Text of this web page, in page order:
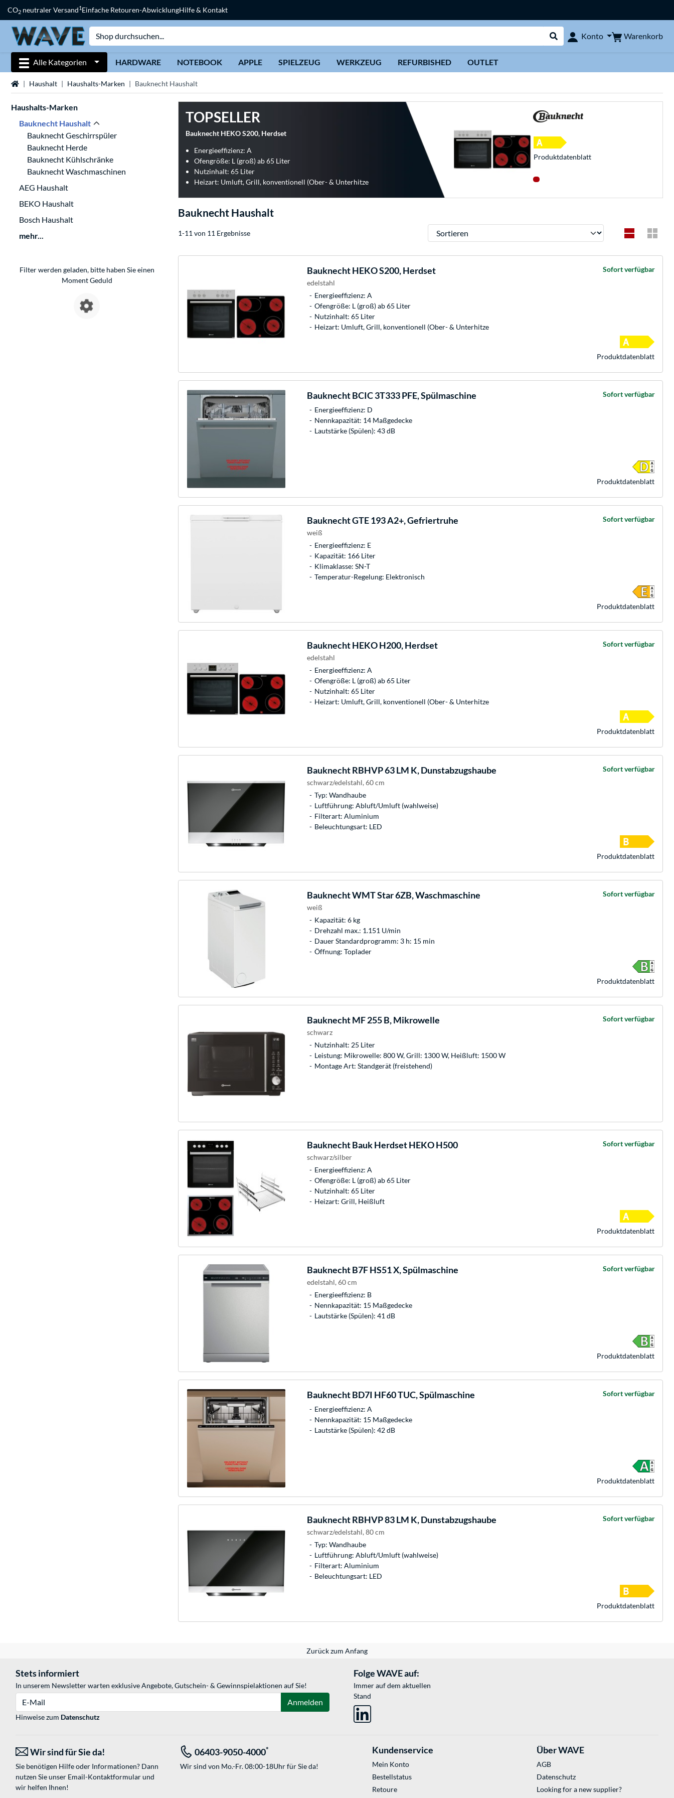
CO2 neutraler Versand1Einfache Retouren-AbwicklungHilfe & Kontakt
Suche durchführen
Konto Warenkorb
Alle Kategorien HARDWARE NOTEBOOK APPLE SPIELZEUG WERKZEUG REFURBISHED OUTLET
StartseiteHaushalt Haushalts-Marken Bauknecht Haushalt
Haushalts-Marken
Bauknecht Haushalt
Bauknecht Geschirrspüler
Bauknecht Herde
Bauknecht Kühlschränke
Bauknecht Waschmaschinen
AEG Haushalt
BEKO Haushalt
Bosch Haushalt
mehr...
Filter werden geladen, bitte haben Sie einen
Moment Geduld
TOPSELLER
Bauknecht HEKO S200, Herdset
Energieeffizienz: A
Ofengröße: L (groß) ab 65 Liter
Nutzinhalt: 65 Liter
Heizart: Umluft, Grill, konventionell (Ober- & Unterhitze
Produkt­datenblatt
Bauknecht Haushalt
1-11 von 11 Ergebnisse Sortieren
BauknechtHEKO S200, Herdset
edelstahl
Energieeffizienz: A
Ofengröße: L (groß) ab 65 Liter
Nutzinhalt: 65 Liter
Heizart: Umluft, Grill, konventionell (Ober- & Unterhitze
Sofort verfügbar
Produkt­datenblatt
BauknechtBCIC 3T333 PFE, Spülmaschine
Energieeffizienz: D
Nennkapazität: 14 Maßgedecke
Lautstärke (Spülen): 43 dB
Sofort verfügbar
Produkt­datenblatt
BauknechtGTE 193 A2+, Gefriertruhe
weiß
Energieeffizienz: E
Kapazität: 166 Liter
Klimaklasse: SN-T
Temperatur-Regelung: Elektronisch
Sofort verfügbar
Produkt­datenblatt
BauknechtHEKO H200, Herdset
edelstahl
Energieeffizienz: A
Ofengröße: L (groß) ab 65 Liter
Nutzinhalt: 65 Liter
Heizart: Umluft, Grill, konventionell (Ober- & Unterhitze
Sofort verfügbar
Produkt­datenblatt
BauknechtRBHVP 63 LM K, Dunstabzugshaube
schwarz/edelstahl, 60 cm
Typ: Wandhaube
Luftführung: Abluft/Umluft (wahlweise)
Filterart: Aluminium
Beleuchtungsart: LED
Sofort verfügbar
Produkt­datenblatt
BauknechtWMT Star 6ZB, Waschmaschine
weiß
Kapazität: 6 kg
Drehzahl max.: 1.151 U/min
Dauer Standardprogramm: 3 h: 15 min
Öffnung: Toplader
Sofort verfügbar
Produkt­datenblatt
BauknechtMF 255 B, Mikrowelle
schwarz
Nutzinhalt: 25 Liter
Leistung: Mikrowelle: 800 W, Grill: 1300 W, Heißluft: 1500 W
Montage Art: Standgerät (freistehend)
Sofort verfügbar
BauknechtBauk Herdset HEKO H500
schwarz/silber
Energieeffizienz: A
Ofengröße: L (groß) ab 65 Liter
Nutzinhalt: 65 Liter
Heizart: Grill, Heißluft
Sofort verfügbar
Produkt­datenblatt
BauknechtB7F HS51 X, Spülmaschine
edelstahl, 60 cm
Energieeffizienz: B
Nennkapazität: 15 Maßgedecke
Lautstärke (Spülen): 41 dB
Sofort verfügbar
Produkt­datenblatt
BauknechtBD7I HF60 TUC, Spülmaschine
Energieeffizienz: A
Nennkapazität: 15 Maßgedecke
Lautstärke (Spülen): 42 dB
Sofort verfügbar
Produkt­datenblatt
BauknechtRBHVP 83 LM K, Dunstabzugshaube
schwarz/edelstahl, 80 cm
Typ: Wandhaube
Luftführung: Abluft/Umluft (wahlweise)
Filterart: Aluminium
Beleuchtungsart: LED
Sofort verfügbar
Produkt­datenblatt
Zurück zum Anfang
Stets informiert
In unserem Newsletter warten exklusive Angebote, Gutschein- & Gewinnspielaktionen auf Sie!
Anmelden
Hinweise zum Datenschutz
Folge WAVE auf:
Immer auf dem aktuellen
Stand
Wir sind für Sie da!
Sie benötigen Hilfe oder Informationen? Dann
nutzen Sie unser Email-Kontaktformularund
wir helfen Ihnen!
06403-9050-4000*
Wir sind von Mo.-Fr. 08:00-18Uhr für Sie da!
Kundenservice
Mein Konto
Bestellstatus
Retoure
Über WAVE
AGB
Datenschutz
Looking for a new supplier?